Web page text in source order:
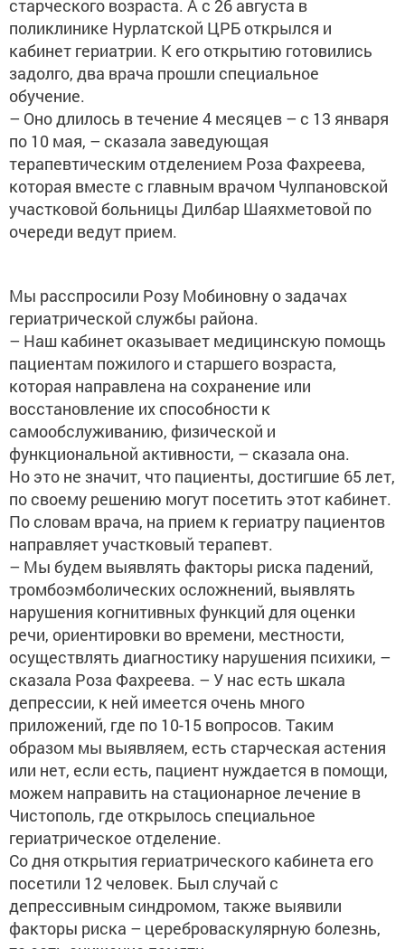
старческого возраста. А с 26 августа в
поликлинике Нурлатской ЦРБ открылся и
кабинет гериатрии. К его открытию готовились
задолго, два врача прошли специальное
обучение.
– Оно длилось в течение 4 месяцев – с 13 января
по 10 мая, – сказала заведующая
терапевтическим отделением Роза Фахреева,
которая вместе с главным врачом Чулпановской
участковой больницы Дилбар Шаяхметовой по
очереди ведут прием.
Мы расспросили Розу Мобиновну о задачах
гериатрической службы района.
– Наш кабинет оказывает медицинскую помощь
пациентам пожилого и старшего возраста,
которая направлена на сохранение или
восстановление их способности к
самообслуживанию, физической и
функциональной активности, – сказала она.
Но это не значит, что пациенты, достигшие 65 лет,
по своему решению могут посетить этот кабинет.
По словам врача, на прием к гериатру пациентов
направляет участковый терапевт.
– Мы будем выявлять факторы риска падений,
тромбоэмболических осложнений, выявлять
нарушения когнитивных функций для оценки
речи, ориентировки во времени, местности,
осуществлять диагностику нарушения психики, –
сказала Роза Фахреева. – У нас есть шкала
депрессии, к ней имеется очень много
приложений, где по 10-15 вопросов. Таким
образом мы выявляем, есть старческая астения
или нет, если есть, пациент нуждается в помощи,
можем направить на стационарное лечение в
Чистополь, где открылось специальное
гериатрическое отделение.
Со дня открытия гериатрического кабинета его
посетили 12 человек. Был случай с
депрессивным синдромом, также выявили
факторы риска – цереброваскулярную болезнь,